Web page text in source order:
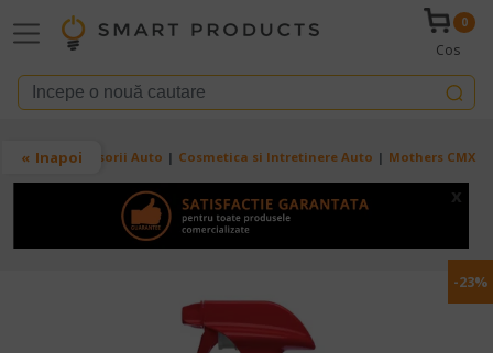
0
Cos
Breadcrumb
Acasa Accesorii Auto Cosmetica si Intretinere Auto Mothers CMX
Inapoi
x
-23%